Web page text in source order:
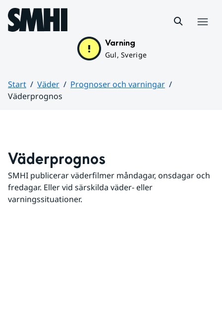
Hoppa till sidans innehåll
Varning
Gul, Sverige
Start Väder
Prognoser och varningar
Väderprognos
Väderprognos
SMHI publicerar väderfilmer måndagar, onsdagar och
fredagar. Eller vid särskilda väder- eller
varningssituationer.